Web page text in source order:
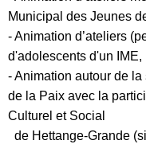
Municipal des Jeunes
- Animation d’ateliers
d'adolescents d'un
- Animation autour de
de la Paix avec la
Culturel et Social
de Hettange-Grande